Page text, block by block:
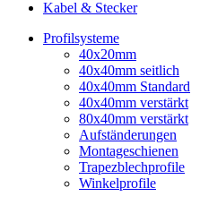
Kabel & Stecker
Profilsysteme
40x20mm
40x40mm seitlich
40x40mm Standard
40x40mm verstärkt
80x40mm verstärkt
Aufständerungen
Montageschienen
Trapezblechprofile
Winkelprofile